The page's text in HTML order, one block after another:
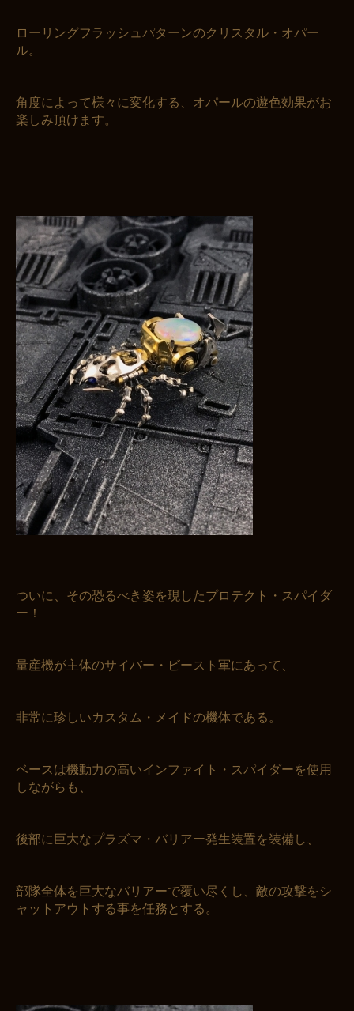
ローリングフラッシュパターンのクリスタル・オパー
ル。
角度によって様々に変化する、オパールの遊色効果がお
楽しみ頂けます。
ついに、その恐るべき姿を現したプロテクト・スパイダ
ー！
量産機が主体のサイバー・ビースト軍にあって、
非常に珍しいカスタム・メイドの機体である。
ベースは機動力の高いインファイト・スパイダーを使用
しながらも、
後部に巨大なプラズマ・バリアー発生装置を装備し、
部隊全体を巨大なバリアーで覆い尽くし、敵の攻撃をシ
ャットアウトする事を任務とする。